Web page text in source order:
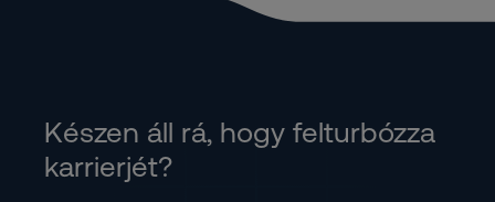
Készen áll rá, hogy felturbózza
karrierjét?